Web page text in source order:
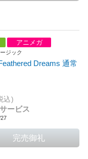
アニメガ
ジック
Dreams 通常
込)
ービス